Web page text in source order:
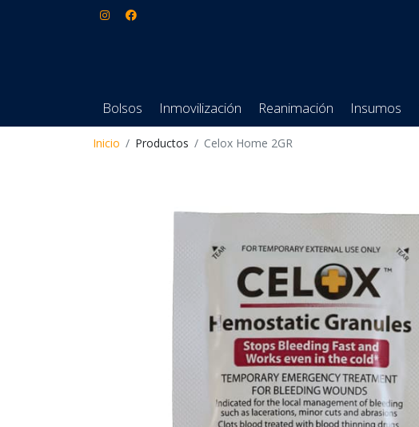
Bolsos Inmovilización Reanimación Insumos
Inicio Productos Celox Home 2GR